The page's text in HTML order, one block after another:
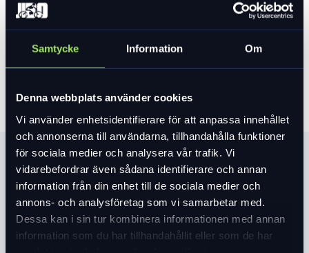
Samtycke Information Om
Denna webbplats använder cookies
Vi använder enhetsidentifierare för att anpassa innehållet
och annonserna till användarna, tillhandahålla funktioner
för sociala medier och analysera vår trafik. Vi
vidarebefordrar även sådana identifierare och annan
information från din enhet till de sociala medier och
annons- och analysföretag som vi samarbetar med.
Dessa kan i sin tur kombinera informationen med annan
information som du har tillhandahållit eller som de har
Var vänlig välj ett alternativ för att se lagersaldo
42 399 kr 52 999 kr
Lägg i varukorg
Produktinformation
Shimano´s nya EP6 motor på hela 85Nm kombinerat med ett
630Wh batteri ger fantastiska prestanda. Shimano XT 11
växlar. Magura hydrauliska skivbromsar och en riktigt fin
Fox Float 34 AWL gaffel med 100mm slaglängd. En suverän